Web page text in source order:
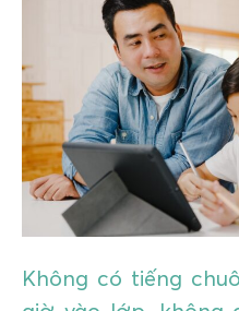
KỲ NGHỈ & ĐIỂM ĐẾN
QUÀ TẶNG & SỰ KIỆN
LIÊN HỆ
Không có tiếng